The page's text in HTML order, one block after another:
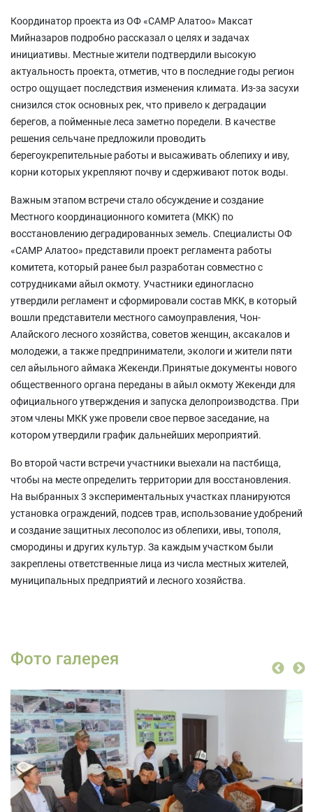
Координатор проекта из ОФ «САМР Алатоо» Максат
Мийназаров подробно рассказал о целях и задачах
инициативы. Местные жители подтвердили высокую
актуальность проекта, отметив, что в последние годы регион
остро ощущает последствия изменения климата. Из-за засухи
снизился сток основных рек, что привело к деградации
берегов, а пойменные леса заметно поредели. В качестве
решения сельчане предложили проводить
берегоукрепительные работы и высаживать облепиху и иву,
корни которых укрепляют почву и сдерживают поток воды.
Важным этапом встречи стало обсуждение и создание
Местного координационного комитета (МКК) по
восстановлению деградированных земель. Специалисты ОФ
«САМР Алатоо» представили проект регламента работы
комитета, который ранее был разработан совместно с
сотрудниками айыл окмоту. Участники единогласно
утвердили регламент и сформировали состав МКК, в который
вошли представители местного самоуправления, Чон-
Алайского лесного хозяйства, советов женщин, аксакалов и
молодежи, а также предприниматели, экологи и жители пяти
сел айыльного аймака Жекенди.Принятые документы нового
общественного органа переданы в айыл окмоту Жекенди для
официального утверждения и запуска делопроизводства. При
этом члены МКК уже провели свое первое заседание, на
котором утвердили график дальнейших мероприятий.
Во второй части встречи участники выехали на пастбища,
чтобы на месте определить территории для восстановления.
На выбранных 3 экспериментальных участках планируются
установка ограждений, подсев трав, использование удобрений
и создание защитных лесополос из облепихи, ивы, тополя,
смородины и других культур. За каждым участком были
закреплены ответственные лица из числа местных жителей,
муниципальных предприятий и лесного хозяйства.
Фото галерея